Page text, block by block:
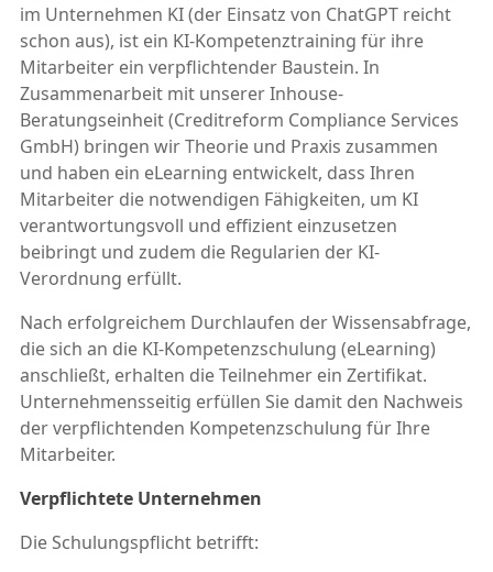
im Unternehmen KI (der Einsatz von ChatGPT reicht
schon aus), ist ein KI-Kompetenztraining für ihre
Mitarbeiter ein verpflichtender Baustein. In
Zusammenarbeit mit unserer Inhouse-
Beratungseinheit (Creditreform Compliance Services
GmbH) bringen wir Theorie und Praxis zusammen
und haben ein eLearning entwickelt, dass Ihren
Mitarbeiter die notwendigen Fähigkeiten, um KI
verantwortungsvoll und effizient einzusetzen
beibringt und zudem die Regularien der KI-
Verordnung erfüllt.
Nach erfolgreichem Durchlaufen der Wissensabfrage,
die sich an die KI-Kompetenzschulung (eLearning)
anschließt, erhalten die Teilnehmer ein Zertifikat.
Unternehmensseitig erfüllen Sie damit den Nachweis
der verpflichtenden Kompetenzschulung für Ihre
Mitarbeiter.
Verpflichtete Unternehmen
Die Schulungspflicht betrifft: